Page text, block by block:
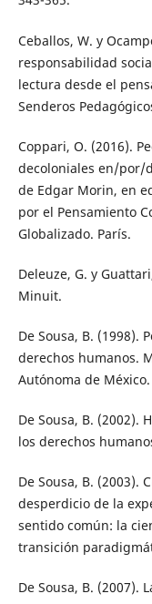
Ceballos, W. y
responsabilidad
lectura desde el
Senderos
Coppari, O. (2016).
decoloniales en/por/
de Edgar Morin, en
por el Pensamiento
Globalizado. París.
Deleuze, G. y
Minuit.
De Sousa, B. (1998).
derechos humanos.
Autónoma de México.
De Sousa, B. (2002).
los derechos
De Sousa, B. (2003).
desperdicio de la
sentido común: la
transición
De Sousa, B. (2007).